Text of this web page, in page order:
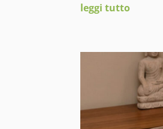
leggi tutto